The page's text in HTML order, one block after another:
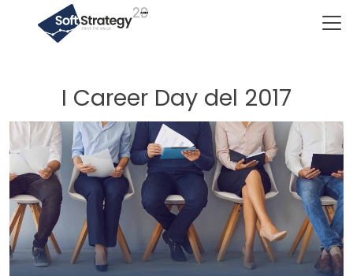
Vai al contenuto principale
I Career Day del 2017